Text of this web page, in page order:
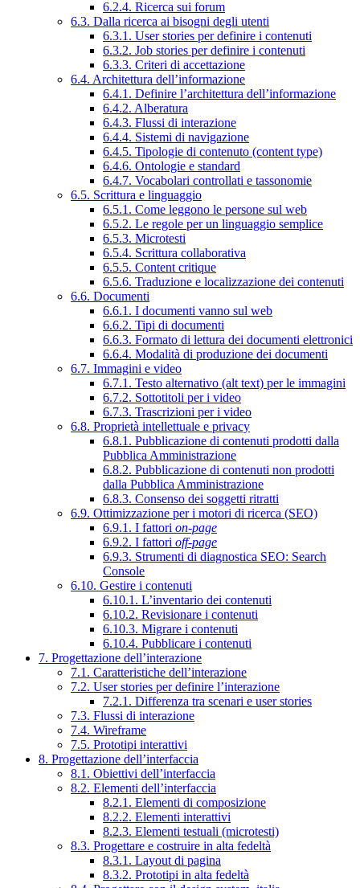
6.2.4. Ricerca sui forum
6.3. Dalla ricerca ai bisogni degli utenti
6.3.1. User stories per definire i contenuti
6.3.2. Job stories per definire i contenuti
6.3.3. Criteri di accettazione
6.4. Architettura dell’informazione
6.4.1. Definire l’architettura dell’informazione
6.4.2. Alberatura
6.4.3. Flussi di interazione
6.4.4. Sistemi di navigazione
6.4.5. Tipologie di contenuto (content type)
6.4.6. Ontologie e standard
6.4.7. Vocabolari controllati e tassonomie
6.5. Scrittura e linguaggio
6.5.1. Come leggono le persone sul web
6.5.2. Le regole per un linguaggio semplice
6.5.3. Microtesti
6.5.4. Scrittura collaborativa
6.5.5. Content critique
6.5.6. Traduzione e localizzazione dei contenuti
6.6. Documenti
6.6.1. I documenti vanno sul web
6.6.2. Tipi di documenti
6.6.3. Formato di lettura dei documenti elettronici
6.6.4. Modalità di produzione dei documenti
6.7. Immagini e video
6.7.1. Testo alternativo (alt text) per le immagini
6.7.2. Sottotitoli per i video
6.7.3. Trascrizioni per i video
6.8. Proprietà intellettuale e privacy
6.8.1. Pubblicazione di contenuti prodotti dalla
Pubblica Amministrazione
6.8.2. Pubblicazione di contenuti non prodotti
dalla Pubblica Amministrazione
6.8.3. Consenso dei soggetti ritratti
6.9. Ottimizzazione per i motori di ricerca (SEO)
6.9.1. I fattori on-page
6.9.2. I fattori off-page
6.9.3. Strumenti di diagnostica SEO: Search
Console
6.10. Gestire i contenuti
6.10.1. L’inventario dei contenuti
6.10.2. Revisionare i contenuti
6.10.3. Migrare i contenuti
6.10.4. Pubblicare i contenuti
7. Progettazione dell’interazione
7.1. Caratteristiche dell’interazione
7.2. User stories per definire l’interazione
7.2.1. Differenza tra scenari e user stories
7.3. Flussi di interazione
7.4. Wireframe
7.5. Prototipi interattivi
8. Progettazione dell’interfaccia
8.1. Obiettivi dell’interfaccia
8.2. Elementi dell’interfaccia
8.2.1. Elementi di composizione
8.2.2. Elementi interattivi
8.2.3. Elementi testuali (microtesti)
8.3. Progettare e costruire in alta fedeltà
8.3.1. Layout di pagina
8.3.2. Prototipi in alta fedeltà